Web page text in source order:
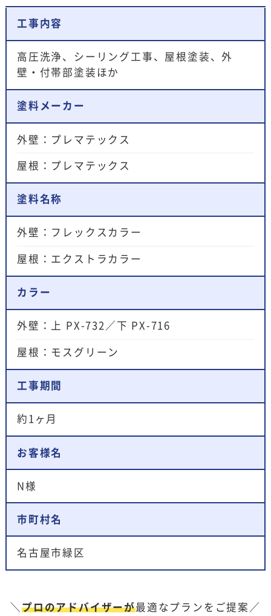
工事内容
高圧洗浄、シーリング工事、屋根塗装、外
壁・付帯部塗装ほか
塗料メーカー
外壁：プレマテックス
屋根：プレマテックス
塗料名称
外壁：フレックスカラー
屋根：エクストラカラー
カラー
外壁：上 PX-732／下 PX-716
屋根：モスグリーン
工事期間
約1ヶ月
お客様名
N様
市町村名
名古屋市緑区
＼プロのアドバイザーが最適なプランをご提案／